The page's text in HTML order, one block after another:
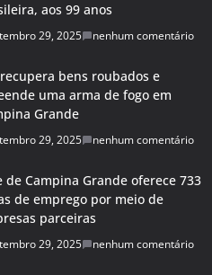
aos 99 anos
29, 2025 nenhum comentário
bens roubados e
uma arma de fogo em
Grande
29, 2025 nenhum comentário
de Campina Grande oferece 733
de emprego por meio de
parceiras
29, 2025 nenhum comentário